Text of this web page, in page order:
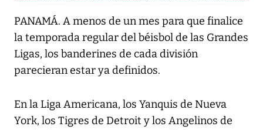
PANAMÁ. A menos de un mes para que finalice
la temporada regular del béisbol de las Grandes
Ligas, los banderines de cada división
parecieran estar ya definidos.
En la Liga Americana, los Yanquis de Nueva
York, los Tigres de Detroit y los Angelinos de